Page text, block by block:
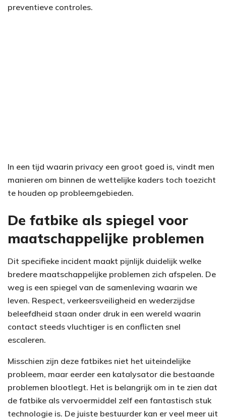
preventieve controles.
In een tijd waarin privacy een groot goed is, vindt men
manieren om binnen de wettelijke kaders toch toezicht
te houden op probleemgebieden.
De fatbike als spiegel voor
maatschappelijke problemen
Dit specifieke incident maakt pijnlijk duidelijk welke
bredere maatschappelijke problemen zich afspelen. De
weg is een spiegel van de samenleving waarin we
leven. Respect, verkeersveiligheid en wederzijdse
beleefdheid staan onder druk in een wereld waarin
contact steeds vluchtiger is en conflicten snel
escaleren.
Misschien zijn deze fatbikes niet het uiteindelijke
probleem, maar eerder een katalysator die bestaande
problemen blootlegt. Het is belangrijk om in te zien dat
de fatbike als vervoermiddel zelf een fantastisch stuk
technologie is. De juiste bestuurder kan er veel meer uit